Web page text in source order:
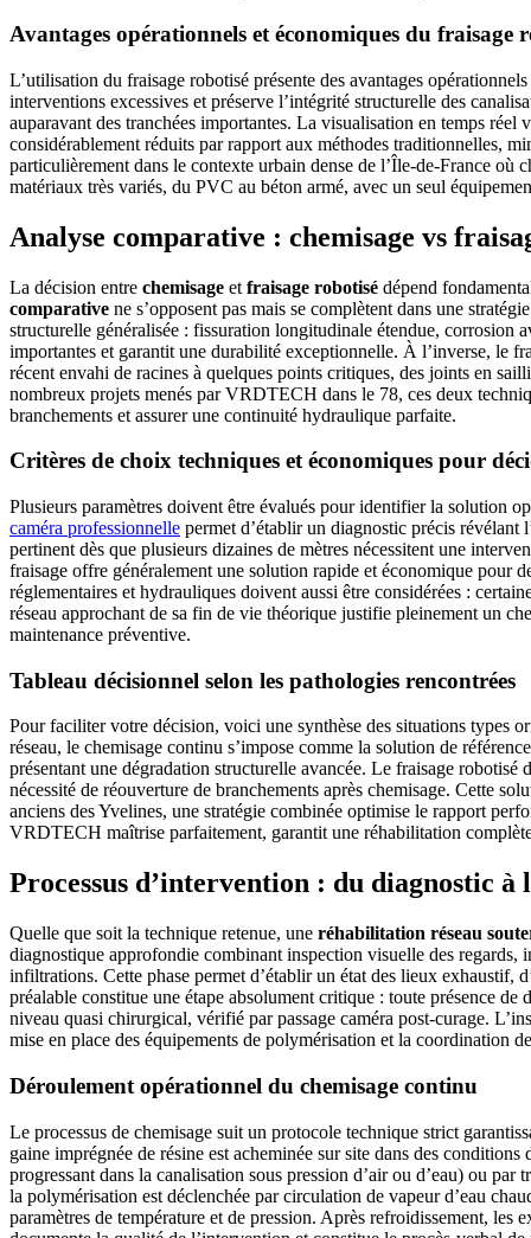
Avantages opérationnels et économiques du fraisage
L’utilisation du fraisage robotisé présente des avantages
interventions excessives et préserve l’intégrité structurelle des
auparavant des tranchées importantes. La visualisation en temps
considérablement réduits par rapport aux méthodes traditionnelles,
particulièrement dans le contexte urbain dense de l’Île-de-France où
matériaux très variés, du PVC au béton armé, avec un seul
Analyse comparative : chemisage vs
La décision entre chemisage et fraisage robotisé dépend
comparative ne s’opposent pas mais se complètent dans une
structurelle généralisée : fissuration longitudinale étendue, corrosion
importantes et garantit une durabilité exceptionnelle. À l’inverse, le
récent envahi de racines à quelques points critiques, des joints en
nombreux projets menés par VRDTECH dans le 78, ces deux
branchements et assurer une continuité hydraulique parfaite.
Critères de choix techniques et économiques pour
Plusieurs paramètres doivent être évalués pour identifier la solution
caméra professionnelle permet d’établir un diagnostic précis
pertinent dès que plusieurs dizaines de mètres nécessitent une
fraisage offre généralement une solution rapide et économique pour
réglementaires et hydrauliques doivent aussi être considérées :
réseau approchant de sa fin de vie théorique justifie pleinement un
maintenance préventive.
Tableau décisionnel selon les pathologies rencontrées
Pour faciliter votre décision, voici une synthèse des situations types
réseau, le chemisage continu s’impose comme la solution de
présentant une dégradation structurelle avancée. Le fraisage
nécessité de réouverture de branchements après chemisage. Cette
anciens des Yvelines, une stratégie combinée optimise le rapport
VRDTECH maîtrise parfaitement, garantit une réhabilitation
Processus d’intervention : du diagnostic
Quelle que soit la technique retenue, une réhabilitation réseau
diagnostique approfondie combinant inspection visuelle des regards,
infiltrations. Cette phase permet d’établir un état des lieux exhaustif,
préalable constitue une étape absolument critique : toute présence
niveau quasi chirurgical, vérifié par passage caméra post-curage.
mise en place des équipements de polymérisation et la coordination
Déroulement opérationnel du chemisage continu
Le processus de chemisage suit un protocole technique strict
gaine imprégnée de résine est acheminée sur site dans des
progressant dans la canalisation sous pression d’air ou d’eau) ou
la polymérisation est déclenchée par circulation de vapeur d’eau
paramètres de température et de pression. Après refroidissement, les